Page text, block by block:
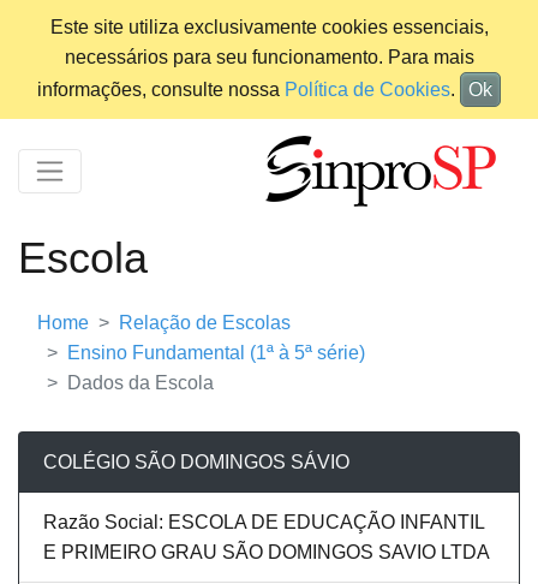
Este site utiliza exclusivamente cookies essenciais,
necessários para seu funcionamento. Para mais
informações, consulte nossa Política de Cookies. Ok
Escola
Home
Relação de Escolas
Ensino Fundamental (1ª à 5ª série)
Dados da Escola
COLÉGIO SÃO DOMINGOS SÁVIO
Razão Social: ESCOLA DE EDUCAÇÃO INFANTIL
E PRIMEIRO GRAU SÃO DOMINGOS SAVIO LTDA